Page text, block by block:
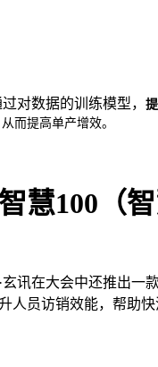
对数据的训练模型，
而提高单产增效。
100（智
玄讯在大会中还推出
人员访销效能，帮助